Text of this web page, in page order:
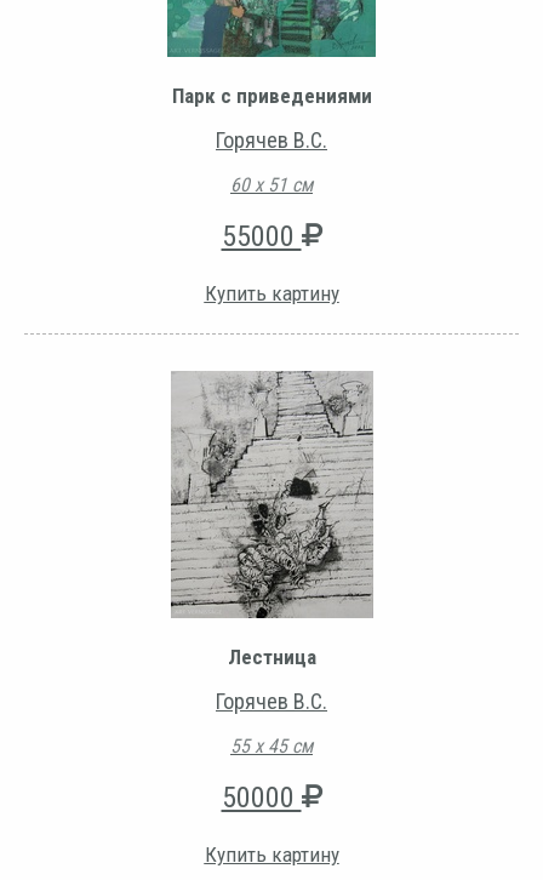
Парк с приведениями
Горячев В.С.
60 х 51 см
55000
Купить картину
Лестница
Горячев В.С.
55 х 45 см
50000
Купить картину